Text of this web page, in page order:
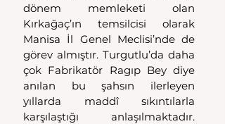
dönem memleketi olan
Kırkağaç’ın temsilcisi olarak
Manisa İl Genel Meclisi’nde de
görev almıştır. Turgutlu’da daha
çok Fabrikatör Ragıp Bey diye
anılan bu şahsın ilerleyen
yıllarda maddî sıkıntılarla
karşılaştığı anlaşılmaktadır.